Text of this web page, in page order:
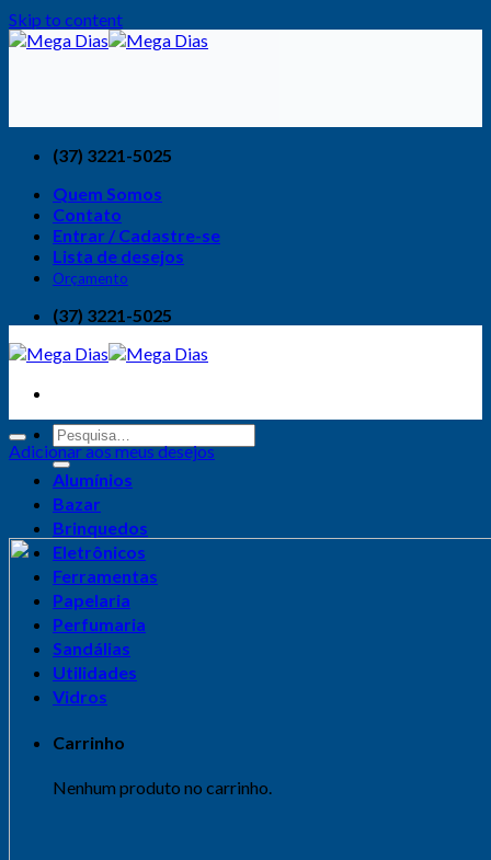
Skip to content
(37) 3221-5025
Quem Somos
Contato
Entrar / Cadastre-se
Lista de desejos
Orçamento
(37) 3221-5025
Alumínios
Bazar
Brinquedos
Eletrônicos
Ferramentas
Papelaria
Perfumaria
Sandálias
Utilidades
Vidros
Carrinho
Nenhum produto no carrinho.
Adicionar aos meus desejos